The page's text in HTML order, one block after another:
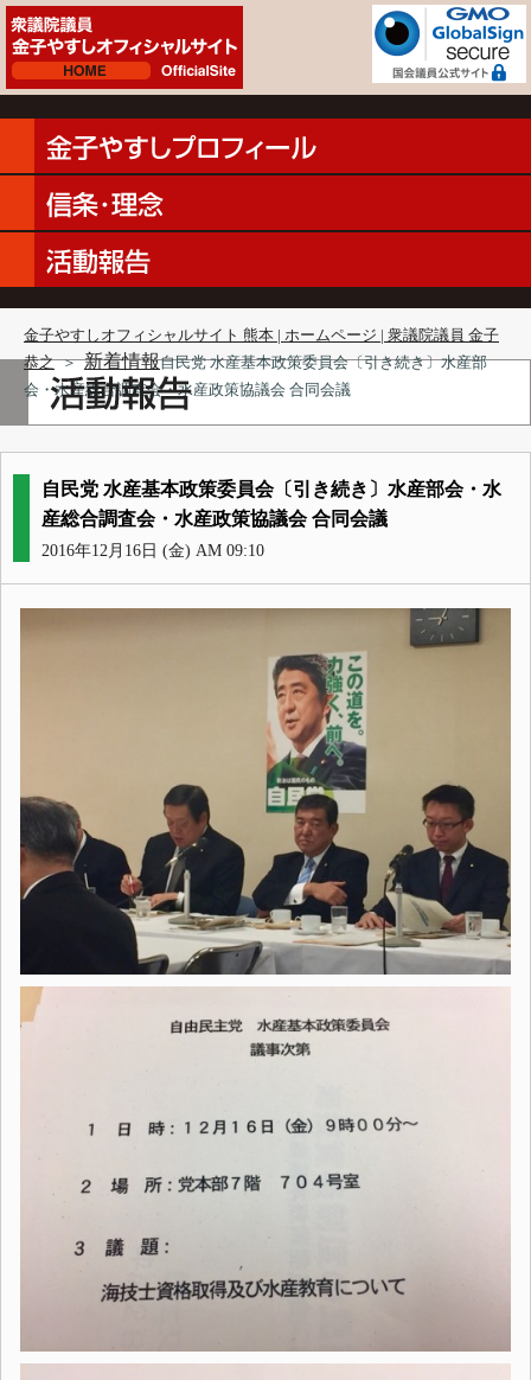
金子やすしオフィシャルサイト 熊本 | ホームページ | 衆議院議員 金子
恭之 ＞ 新着情報自民党 水産基本政策委員会〔引き続き〕水産部
会・水産総合調査会・水産政策協議会 合同会議
自民党 水産基本政策委員会〔引き続き〕水産部会・水
産総合調査会・水産政策協議会 合同会議
2016年12月16日 (金) AM 09:10